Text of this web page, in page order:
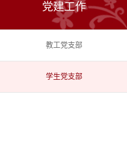
党建工作
教工党支部
学生党支部